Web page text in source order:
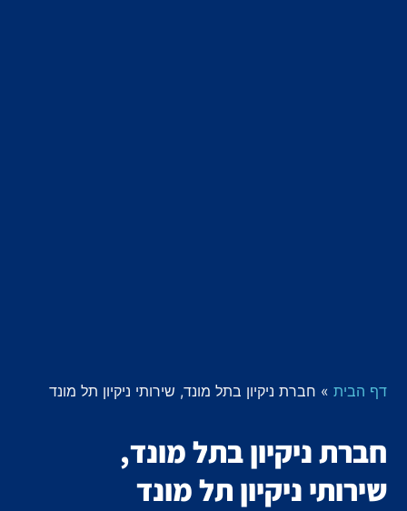
דף הבית » חברת ניקיון בתל מונד, שירותי ניקיון תל מונד
חברת ניקיון בתל מונד,
שירותי ניקיון תל מונד